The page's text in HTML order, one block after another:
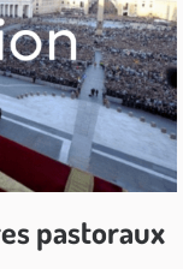
pastoraux